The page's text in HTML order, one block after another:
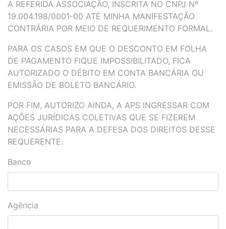
A REFERIDA ASSOCIAÇÃO, INSCRITA NO CNPJ Nº
19.004.198/0001-00 ATÉ MINHA MANIFESTAÇÃO
CONTRÁRIA POR MEIO DE REQUERIMENTO FORMAL.
PARA OS CASOS EM QUE O DESCONTO EM FOLHA
DE PAGAMENTO FIQUE IMPOSSIBILITADO, FICA
AUTORIZADO O DÉBITO EM CONTA BANCÁRIA OU
EMISSÃO DE BOLETO BANCÁRIO.
POR FIM, AUTORIZO AINDA, A APS INGRESSAR COM
AÇÕES JURÍDICAS COLETIVAS QUE SE FIZEREM
NECESSÁRIAS PARA A DEFESA DOS DIREITOS DESSE
REQUERENTE.
Banco
Agência